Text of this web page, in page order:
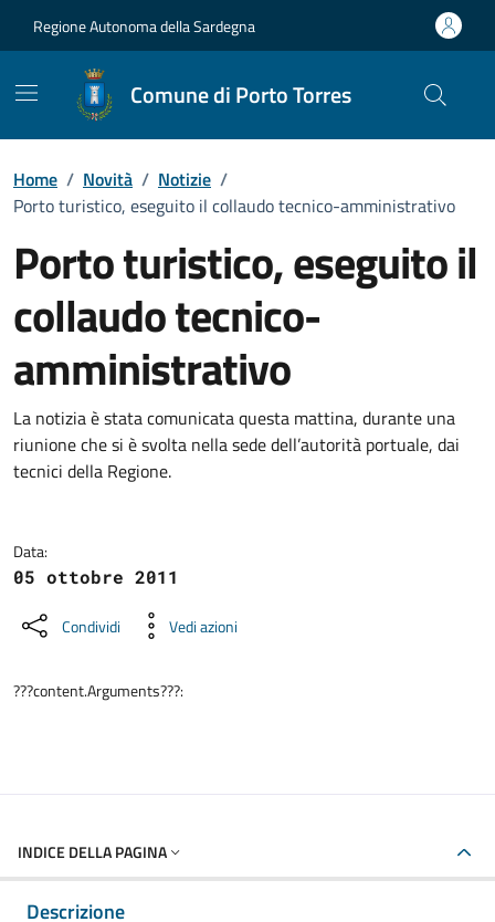
Regione Autonoma della Sardegna
Comune di Porto Torres
Home / Novità / Notizie /
Porto turistico, eseguito il collaudo tecnico-amministrativo
Porto turistico, eseguito il
collaudo tecnico-
amministrativo
Dettagli della notizia
La notizia è stata comunicata questa mattina, durante una
riunione che si è svolta nella sede dell’autorità portuale, dai
tecnici della Regione.
Data:
05 ottobre 2011
Condividi Vedi azioni
???content.Arguments???:
INDICE DELLA PAGINA
Descrizione